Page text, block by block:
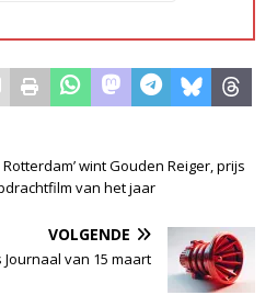
wint Gouden Reiger, prijs
van het jaar
VOLGENDE
van 15 maart